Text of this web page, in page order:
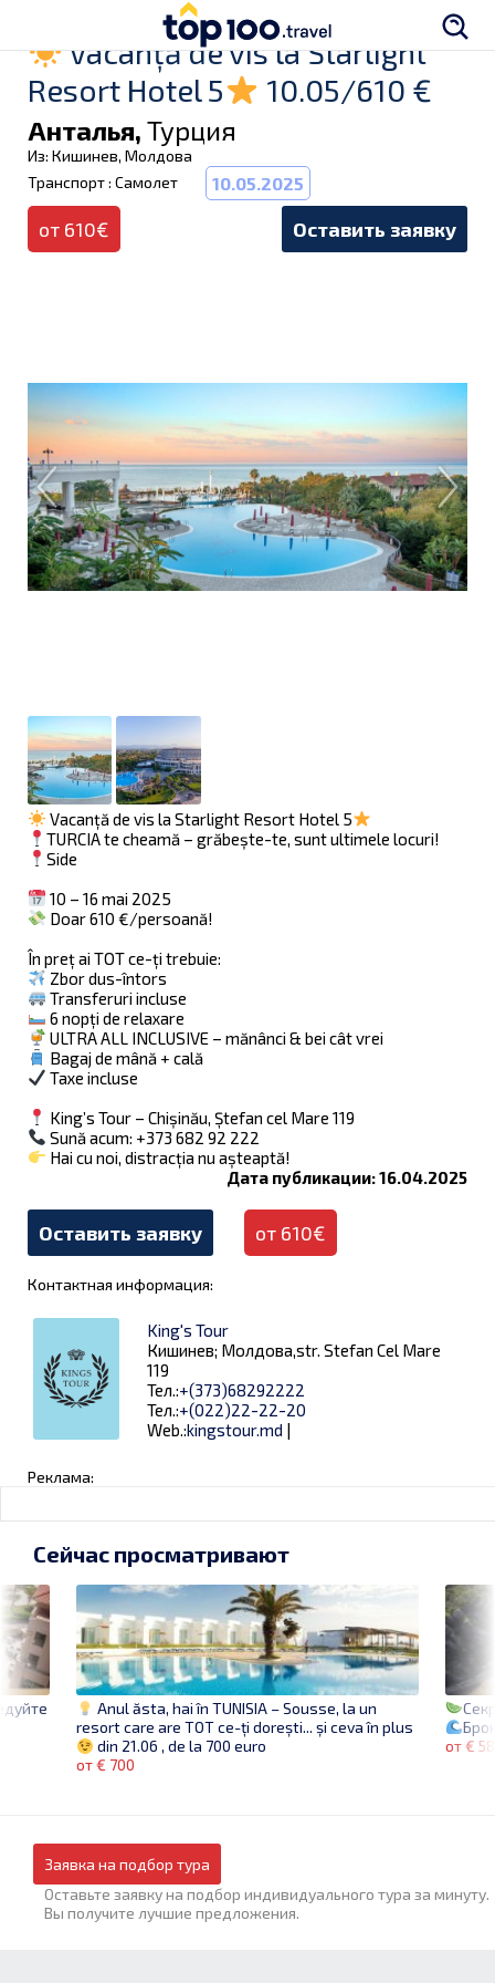
Vacanță de vis la Starlight
Resort Hotel 5
10.05/610 €
Анталья, Турция
Из: Кишинев, Молдова
Транспорт : Самолет
10.05.2025
от 610€ Оставить заявку
Vacanță de vis la Starlight Resort Hotel 5
TURCIA te cheamă – grăbește-te, sunt ultimele locuri!
Side
10 – 16 mai 2025
Doar 610 €/persoană!
În preț ai TOT ce-ți trebuie:
Zbor dus-întors
Transferuri incluse
6 nopți de relaxare
ULTRA ALL INCLUSIVE – mănânci & bei cât vrei
Bagaj de mână + cală
Taxe incluse
King’s Tour – Chișinău, Ștefan cel Mare 119
Sună acum: +373 682 92 222
Hai cu noi, distracția nu așteaptă!
Дата публикации: 16.04.2025
Оставить заявку от 610€
Контактная информация:
King's Tour
Кишинев; Молдова,str. Stefan Cel Mare
119
Тел.:+(373)68292222
Тел.:+(022)22-22-20
Web.:kingstour.md |
Реклама:
от €
Сейчас просматривают
Anul ăsta, hai în TUNISIA – Sousse, la un
resort care are TOT ce-ți dorești... și ceva în plus
din 21.06 , de la 700 euro
от € 700
Заявка на подбор тура
Оставьте заявку на подбор индивидуального тура за минуту.
Вы получите лучшие предложения.